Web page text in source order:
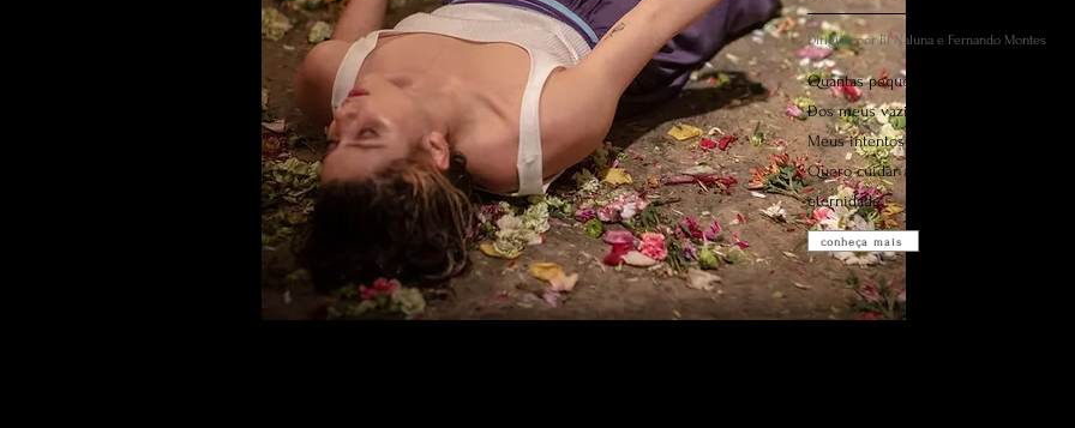
Quantas pequenas mortes de mim
Dos meus vazios e dos meus nadas..
Meus intentos por evitar o inevitável,
Quero cuidar as palavras
eternidade
Dirigido por Bi Naluna e Fernando Montes
conheça mais